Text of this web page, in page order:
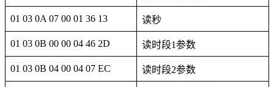
01 03 0A 07 00 01 36 13 读秒
01 03 0B 00 00 04 46 2D 读时段1参数
01 03 0B 04 00 04 07 EC 读时段2参数